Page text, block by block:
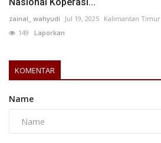
zainal_ wahyudi Jul 19, 2025 Kalimantan Timur
149 Laporkan
KOMENTAR
Name